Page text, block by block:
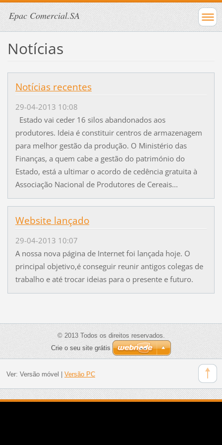
Epac Comercial.SA
Notícias
Notícias recentes
29-04-2013 10:08
Estado vai ceder 16 silos abandonados aos
produtores. Ideia é constituir centros de armazenagem
para melhor gestão da produção. O Ministério das
Finanças, a quem cabe a gestão do património do
Estado, está a ultimar o acordo de cedência gratuita à
Associação Nacional de Produtores de Cereais...
Website lançado
29-04-2013 10:07
A nossa nova página de Internet foi lançada hoje. O
principal objetivo,é conseguir reunir antigos colegas de
trabalho e até trocar ideias para o presente e futuro.
© 2013 Todos os direitos reservados.
Crie o seu site grátis
Ver: Versão móvel | Versão PC